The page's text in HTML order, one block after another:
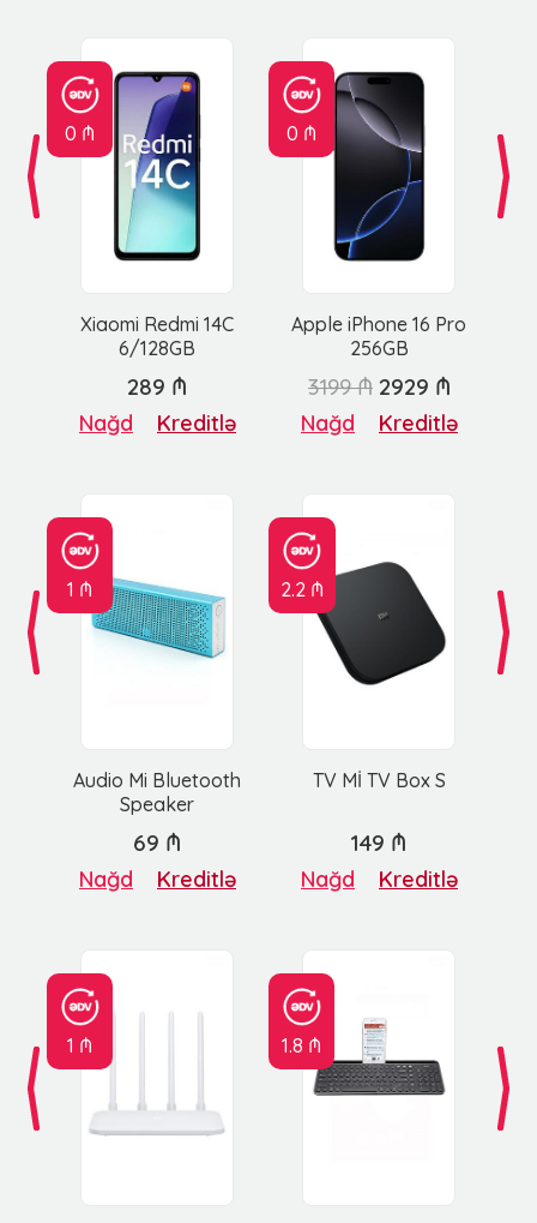
0 ₼
Xiaomi Redmi 14C
6/128GB
0 ₼
Apple iPhone 16 Pro
256GB
289 ₼
Nağd Kreditlə
3199 ₼ 2929 ₼
Nağd Kreditlə
1 ₼
Audio Mi Bluetooth
Speaker
2.2 ₼
TV Mİ TV Box S
69 ₼
Nağd Kreditlə
149 ₼
Nağd Kreditlə
1 ₼ 1.8 ₼